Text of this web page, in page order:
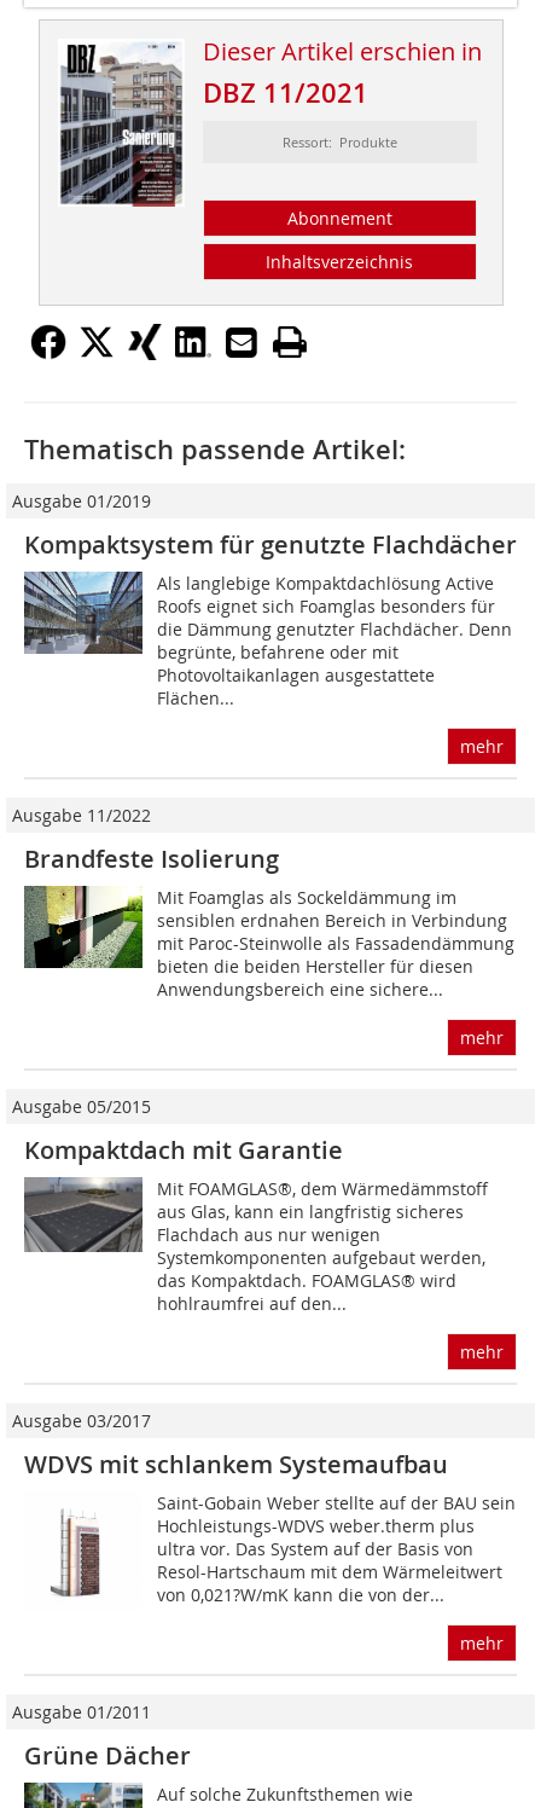
Dieser Artikel erschien in
DBZ 11/2021
Ressort: Produkte
Abonnement
Inhaltsverzeichnis
Thematisch passende Artikel:
Ausgabe 01/2019
Kompaktsystem für genutzte Flachdächer
Als langlebige Kompaktdachlösung Active
Roofs eignet sich Foamglas besonders für
die Dämmung genutzter Flachdächer. Denn
begrünte, befahrene oder mit
Photovoltaikanlagen ausgestattete
Flächen...
mehr
Ausgabe 11/2022
Brandfeste Isolierung
Mit Foamglas als Sockeldämmung im
sensiblen erdnahen Bereich in Verbindung
mit Paroc-Steinwolle als Fassadendämmung
bieten die beiden Hersteller für diesen
Anwendungsbereich eine sichere...
mehr
Ausgabe 05/2015
Kompaktdach mit Garantie
Mit FOAMGLAS®, dem Wärmedämmstoff
aus Glas, kann ein langfristig sicheres
Flachdach aus nur wenigen
Systemkomponenten aufgebaut werden,
das Kompaktdach. FOAMGLAS® wird
hohlraumfrei auf den...
mehr
Ausgabe 03/2017
WDVS mit schlankem Systemaufbau
Saint-Gobain Weber stellte auf der BAU sein
Hochleistungs-WDVS weber.therm plus
ultra vor. Das System auf der Basis von
Resol-Hartschaum mit dem Wärmeleitwert
von 0,021?W/mK kann die von der...
mehr
Ausgabe 01/2011
Grüne Dächer
Auf solche Zukunftsthemen wie